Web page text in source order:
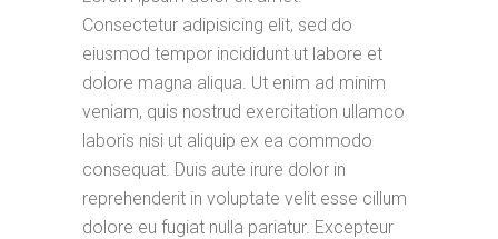
Consectetur adipisicing elit, sed do
eiusmod tempor incididunt ut labore et
dolore magna aliqua. Ut enim ad minim
veniam, quis nostrud exercitation ullamco
laboris nisi ut aliquip ex ea commodo
consequat. Duis aute irure dolor in
reprehenderit in voluptate velit esse cillum
dolore eu fugiat nulla pariatur. Excepteur